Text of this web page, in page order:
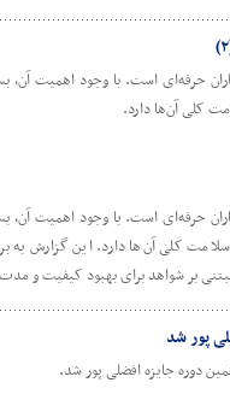
حرفه‌ای است. با وجود اهمیت آن،
کلی آن‌ها دارد.
حرفه‌ای است. با وجود اهمیت آن،
کلی آن‌ها دارد. این گزارش به
بر شواهد برای بهبود کیفیت و
پور شد
دوره جایزه افضلی پور شد.